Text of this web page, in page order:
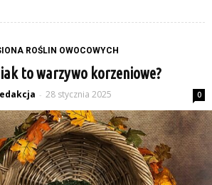
ROŚLIN OWOCOWYCH
to warzywo korzeniowe?
- 28 stycznia 2025 0